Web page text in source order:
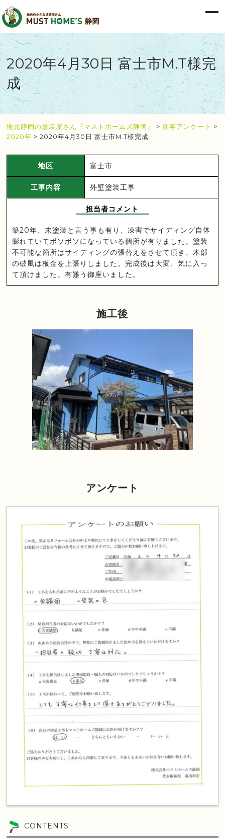
2020年4月30日 富士市M.T様完
成
地元静岡の塗装屋さん『マストホームズ静岡』 >顧客アンケート >
2020年 >2020年4月30日 富士市M.T様完成
地区 富士市
工事内容 外壁塗装工事
担当者コメント
築20年、未塗装と言う事も有り、凍害でサイディング自体
膨れていてボソボソになっている個所が有りました。塗装
不可能な箇所はサイディングの張替えをさせて頂き、木部
の破風は板金を上張りしました。完成後は大変、気に入っ
て頂けました。有難う御座いました。
施工後
アンケート
CONTENTS